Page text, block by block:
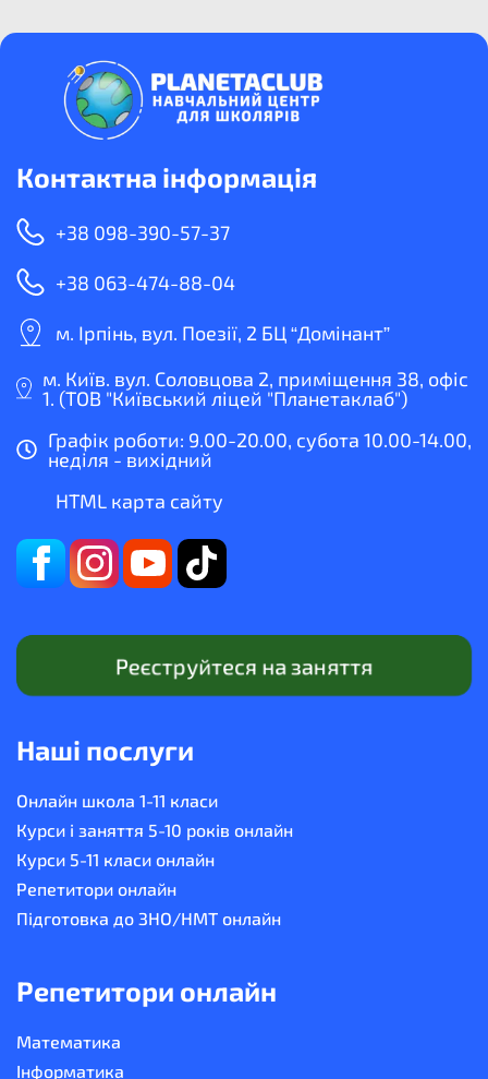
Контактна інформація
+38 098-390-57-37
+38 063-474-88-04
м. Ірпінь, вул. Поезії, 2 БЦ “Домінант”
м. Київ. вул. Соловцова 2, приміщення 38, офіс
1. (ТОВ "Київський ліцей "Планетаклаб")
Графік роботи: 9.00-20.00, субота 10.00-14.00,
неділя - вихідний
HTML карта сайту
Реєструйтеся на заняття
Наші послуги
Онлайн школа 1-11 класи
Курси і заняття 5-10 років онлайн
Курси 5-11 класи онлайн
Репетитори онлайн
Підготовка до ЗНО/НМТ онлайн
Репетитори онлайн
Математика
Інформатика